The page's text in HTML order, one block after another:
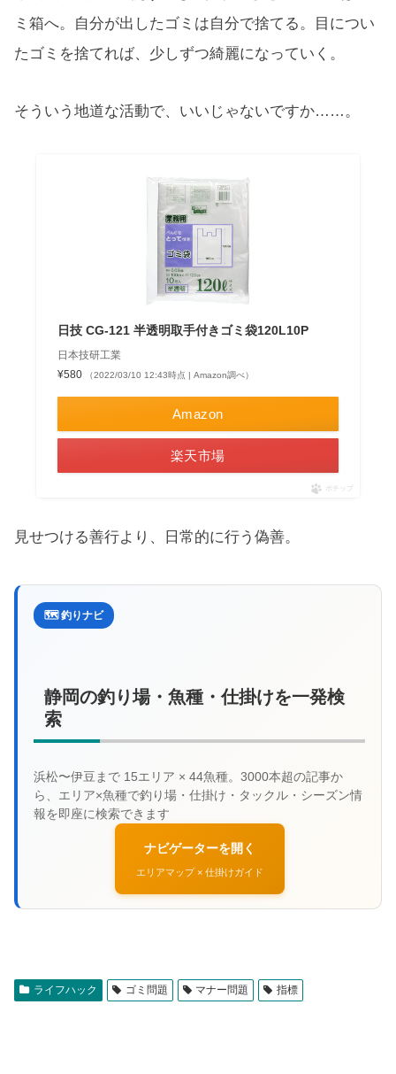
ミ箱へ。自分が出したゴミは自分で捨てる。目につい
たゴミを捨てれば、少しずつ綺麗になっていく。
そういう地道な活動で、いいじゃないですか……。
日技 CG-121 半透明取手付きゴミ袋120L10P
日本技研工業
¥580
（2022/03/10 12:43時点 | Amazon調べ）
Amazon
楽天市場
ポチップ
見せつける善行より、日常的に行う偽善。
🗺️ 釣りナビ
静岡の釣り場・魚種・仕掛けを一発検
索
ナビゲーターを開く
エリアマップ × 仕掛けガイド
ライフハック ゴミ問題 マナー問題 指標